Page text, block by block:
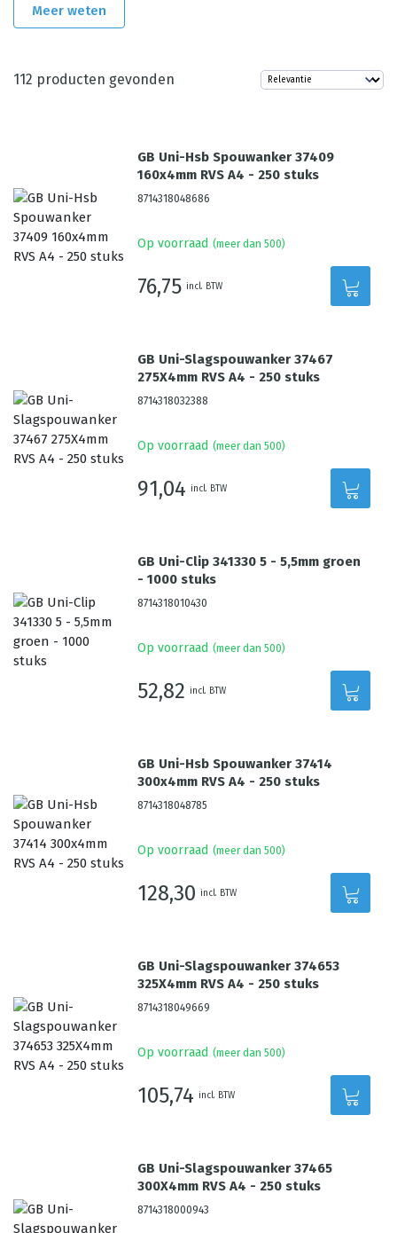
Meer weten
112 producten gevonden
GB Uni-Hsb Spouwanker 37409
160x4mm RVS A4 - 250 stuks
8714318048686
Op voorraad (meer dan 500)
76,75 incl. BTW
GB Uni-Slagspouwanker 37467
275X4mm RVS A4 - 250 stuks
8714318032388
Op voorraad (meer dan 500)
91,04 incl. BTW
GB Uni-Clip 341330 5 - 5,5mm groen
- 1000 stuks
8714318010430
Op voorraad (meer dan 500)
52,82 incl. BTW
GB Uni-Hsb Spouwanker 37414
300x4mm RVS A4 - 250 stuks
8714318048785
Op voorraad (meer dan 500)
128,30 incl. BTW
GB Uni-Slagspouwanker 374653
325X4mm RVS A4 - 250 stuks
8714318049669
Op voorraad (meer dan 500)
105,74 incl. BTW
GB Uni-Slagspouwanker 37465
300X4mm RVS A4 - 250 stuks
8714318000943